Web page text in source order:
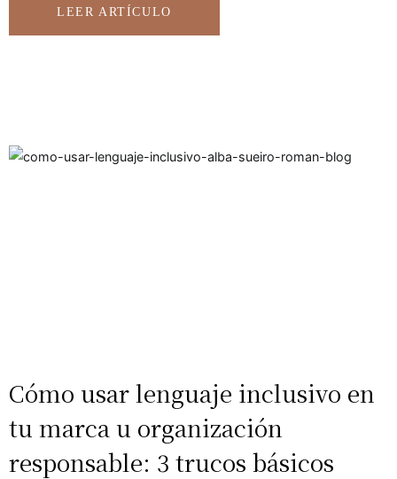
LEER ARTÍCULO
Cómo usar lenguaje inclusivo en
tu marca u organización
responsable: 3 trucos básicos